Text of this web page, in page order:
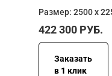
Размер: 2500 х
422 300 РУБ.
Заказать
в 1 клик